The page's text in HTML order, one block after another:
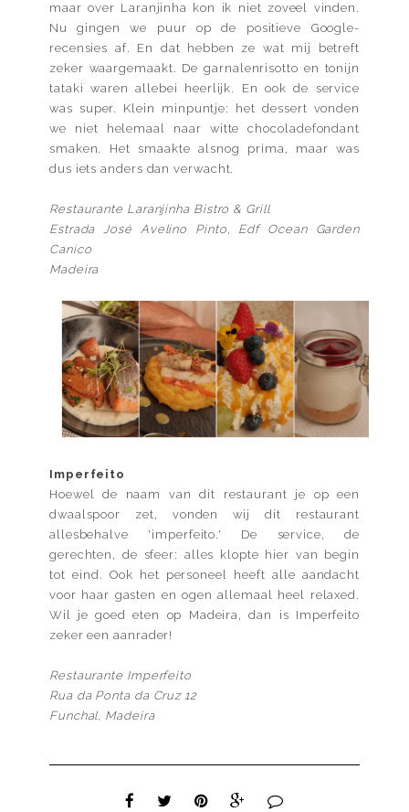
maar over Laranjinha kon ik niet zoveel vinden.
Nu gingen we puur op de positieve Google-
recensies af. En dat hebben ze wat mij betreft
zeker waargemaakt. De garnalenrisotto en tonijn
tataki waren allebei heerlijk. En ook de service
was super. Klein minpuntje: het dessert vonden
we niet helemaal naar witte chocoladefondant
smaken. Het smaakte alsnog prima, maar was
dus iets anders dan verwacht.
Restaurante Laranjinha Bistro & Grill
Estrada José Avelino Pinto, Edf Ocean Garden
Canico
Madeira
Imperfeito
Hoewel de naam van dit restaurant je op een
dwaalspoor zet, vonden wij dit restaurant
allesbehalve 'imperfeito.' De service, de
gerechten, de sfeer: alles klopte hier van begin
tot eind. Ook het personeel heeft alle aandacht
voor haar gasten en ogen allemaal heel relaxed.
Wil je goed eten op Madeira, dan is Imperfeito
zeker een aanrader!
Restaurante Imperfeito
Rua da Ponta da Cruz 12
Funchal, Madeira